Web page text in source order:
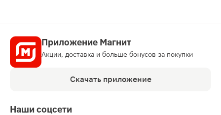
Приложение Магнит
Акции, доставка и больше бонусов за покупки
Скачать приложение
Наши соцсети